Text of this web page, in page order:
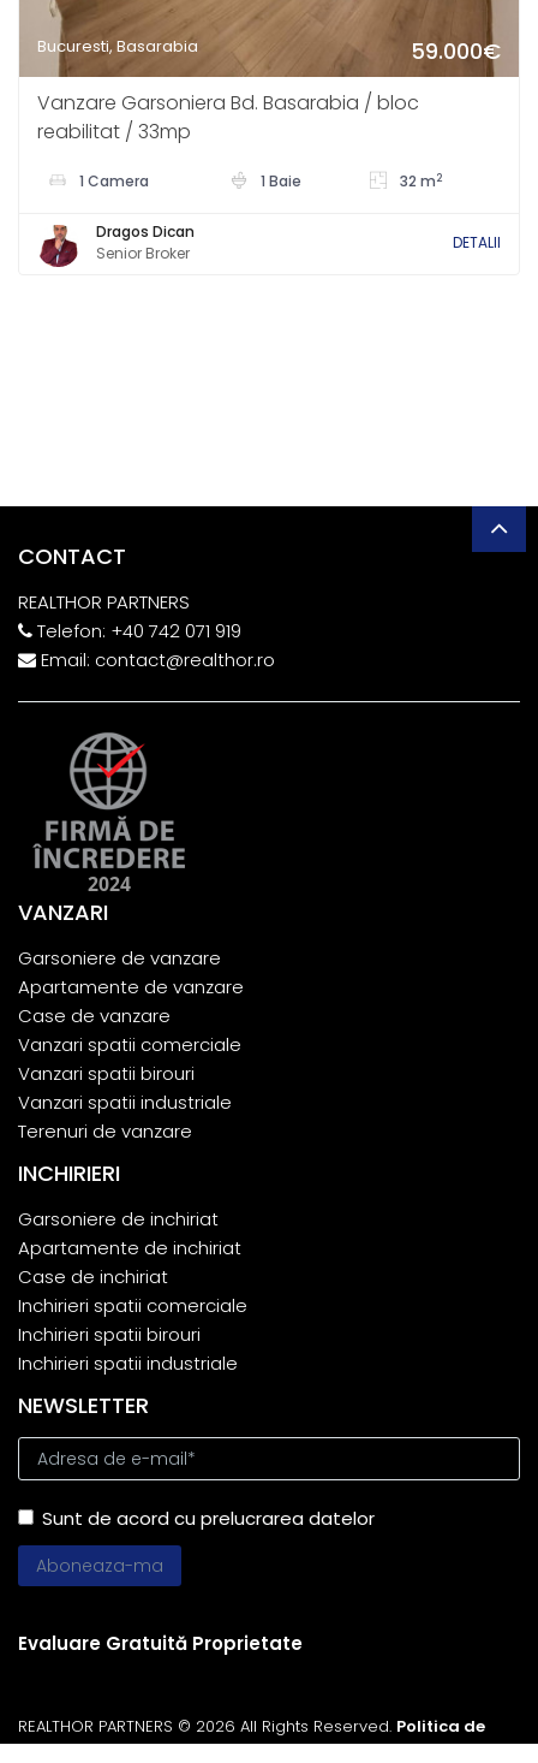
Bucuresti, Basarabia 59.000€
Vanzare Garsoniera Bd. Basarabia / bloc
reabilitat / 33mp
1 Camera 1 Baie 32 m2
Dragos Dican
Senior Broker
DETALII
CONTACT
REALTHOR PARTNERS
Telefon: +40 742 071 919
Email: contact@realthor.ro
VANZARI
Garsoniere de vanzare
Apartamente de vanzare
Case de vanzare
Vanzari spatii comerciale
Vanzari spatii birouri
Vanzari spatii industriale
Terenuri de vanzare
INCHIRIERI
Garsoniere de inchiriat
Apartamente de inchiriat
Case de inchiriat
Inchirieri spatii comerciale
Inchirieri spatii birouri
Inchirieri spatii industriale
NEWSLETTER
Sunt de acord cu prelucrarea datelor
Evaluare Gratuită Proprietate
REALTHOR PARTNERS © 2026 All Rights Reserved. Politica de